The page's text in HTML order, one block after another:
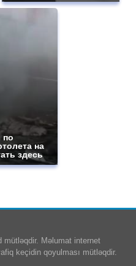
по
на
здесь
mütləqdir. Məlumat internet
keçidin qoyulması mütləqdir.